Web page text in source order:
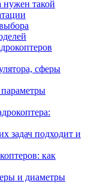
нужен такой
сферы
задач подходит и
как
и диаметры